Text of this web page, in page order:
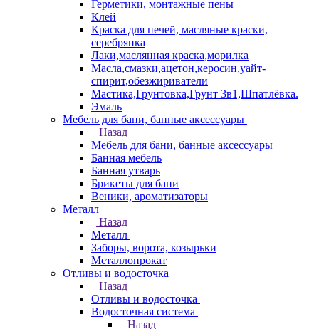
Герметики, монтажные пены
Клей
Краска для печей, масляные краски,
серебрянка
Лаки,маслянная краска,морилка
Масла,смазки,ацетон,керосин,уайт-
спирит,обезжириватели
Мастика,Грунтовка,Грунт 3в1,Шпатлёвка.
Эмаль
Мебель для бани, банные аксессуары
Назад
Мебель для бани, банные аксессуары
Банная мебель
Банная утварь
Брикеты для бани
Веники, ароматизаторы
Металл
Назад
Металл
Заборы, ворота, козырьки
Металлопрокат
Отливы и водосточка
Назад
Отливы и водосточка
Водосточная система
Назад